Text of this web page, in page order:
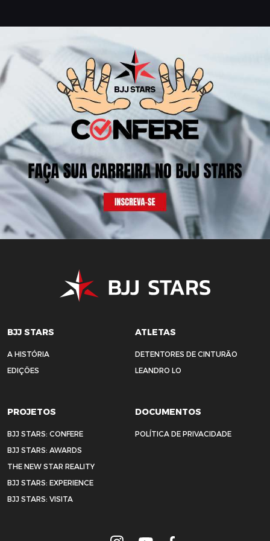
BJJ STARS
A HISTÓRIA
EDIÇÕES
ATLETAS
DETENTORES DE CINTURÃO
LEANDRO LO
PROJETOS
BJJ STARS: CONFERE
BJJ STARS: AWARDS
THE NEW STAR REALITY
BJJ STARS: EXPERIENCE
BJJ STARS: VISITA
DOCUMENTOS
POLÍTICA DE PRIVACIDADE